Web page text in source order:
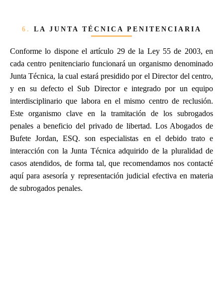
6. LA JUNTA TÉCNICA PENITENCIARIA
Conforme lo dispone el artículo 29 de la Ley 55 de 2003, en
cada centro penitenciario funcionará un organismo denominado
Junta Técnica, la cual estará presidido por el Director del centro,
y en su defecto el Sub Director e integrado por un equipo
interdisciplinario que labora en el mismo centro de reclusión.
Este organismo clave en la tramitación de los subrogados
penales a beneficio del privado de libertad. Los Abogados de
Bufete Jordan, ESQ. son especialistas en el debido trato e
interacción con la Junta Técnica adquirido de la pluralidad de
casos atendidos, de forma tal, que recomendamos nos contacté
aquí para asesoría y representación judicial efectiva en materia
de subrogados penales.